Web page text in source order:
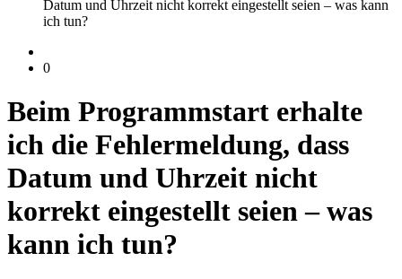
Datum und Uhrzeit nicht korrekt eingestellt seien – was kann
ich tun?
0
Beim Programmstart erhalte
ich die Fehlermeldung, dass
Datum und Uhrzeit nicht
korrekt eingestellt seien – was
kann ich tun?